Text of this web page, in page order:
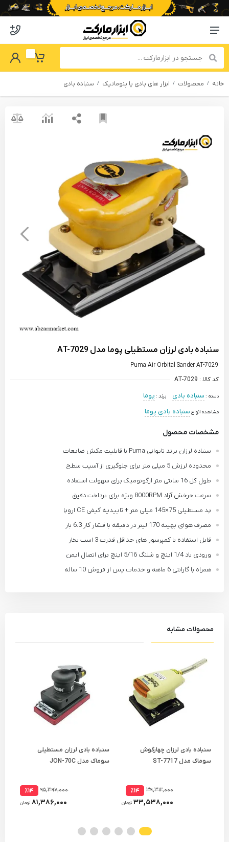
Menu Navigation
My Basket
Password
خانه محصولات ابزار های بادی یا پنوماتیک سنباده بادی
سنباده بادی لرزان مستطیلی پوما مدل AT-7029
Puma Air Orbital Sander AT-7029
کد کالا : AT-7029
دسته : سنباده بادی برند : پوما
مشاهده انواع سنباده بادی پوما
مشخصات محصول
سنباده لرزان برند تایوانی Puma با قابلیت مکش ضایعات
محدوده لرزش 5 میلی‌ متر برای جلوگیری از آسیب سطح
طول کل 16 سانتی متر ارگونومیک برای سهولت استفاده
سرعت چرخش آزاد 8000RPM ویژه برای پرداخت دقیق
پد مستطیلی 75×145 میلی‌ متر + تاییدیه کیفی CE اروپا
مصرف هوای بهینه 170 لیتر در دقیقه با فشار کار 6.3 بار
قابل استفاده با کمپرسور های حداقل قدرت 3 اسب بخار
ورودی باد 1/4 اینچ و شلنگ 5/16 اینچ برای اتصال ایمن
همراه با گارانتی 6 ماهه و خدمات پس از فروش 10 ساله
محصولات مشابه
سنباده بادی لرزان چهارگوش
سوماک مدل ST-7717
۳۹,۳۱۲,۰۰۰ ٪۱۴
۳۳,۵۳۸,۰۰۰ تومان
سنباده بادی لرزان مستطیلی
سوماک مدل JON-70C
۹۵,۳۹۷,۰۰۰ ٪۱۴
۸۱,۳۸۶,۰۰۰ تومان